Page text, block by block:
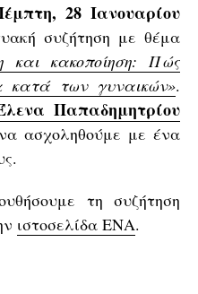
28 Ιανουαρίου
συζήτηση με θέμα
και κακοποίηση: Πώς
κατά των γυναικών».
Παπαδημητρίου
ασχοληθούμε με ένα
τη συζήτηση
ιστοσελίδα ΕΝΑ.